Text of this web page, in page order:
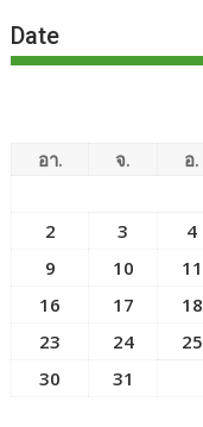
Date
อา. จ. อ.
2
3 4
9
10 11
16
17 18
23
24 25
30
31